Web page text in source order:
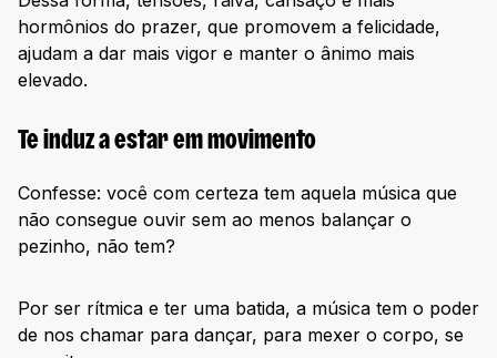
hormônios do prazer, que promovem a felicidade,
ajudam a dar mais vigor e manter o ânimo mais
elevado.
Te induz a estar em movimento
Confesse: você com certeza tem aquela música que
não consegue ouvir sem ao menos balançar o
pezinho, não tem?
Por ser rítmica e ter uma batida, a música tem o poder
de nos chamar para dançar, para mexer o corpo, se